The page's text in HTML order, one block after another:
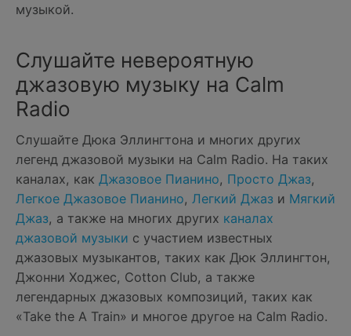
музыкой.
Слушайте невероятную
джазовую музыку на Calm
Radio
Слушайте Дюка Эллингтона и многих других
легенд джазовой музыки на Calm Radio. На таких
каналах, как Джазовое Пианино, Просто Джаз,
Легкое Джазовое Пианино, Легкий Джаз и Мягкий
Джаз, а также на многих других каналах
джазовой музыки с участием известных
джазовых музыкантов, таких как Дюк Эллингтон,
Джонни Ходжес, Cotton Club, а также
легендарных джазовых композиций, таких как
«Take the A Train» и многое другое на Calm Radio.